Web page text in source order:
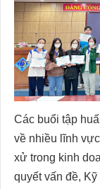
Các buổi tập
về nhiều lĩnh
xử trong kinh
quyết vấn đề,